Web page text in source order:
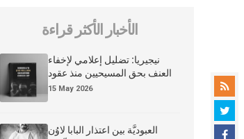
الأخبار الأكثر قراءة
نيجيريا: تضليل إعلامي لإخفاء
العنف بحق المسيحيين منذ عقود
15 May 2026
العبوديَّة بين اعتذار البابا لاوُن